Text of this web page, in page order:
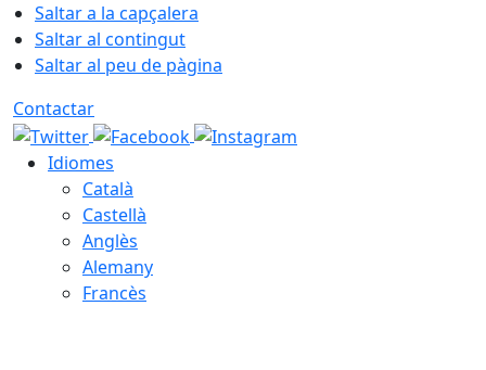
Saltar a la capçalera
Saltar al contingut
Saltar al peu de pàgina
Contactar
Idiomes
Català
Castellà
Anglès
Alemany
Francès